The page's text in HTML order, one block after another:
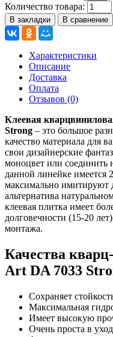
Количество товара:
В закладки
В сравнение
Характеристики
Описание
Доставка
Оплата
Отзывов (0)
Клеевая
Strong – это большое
качество материала для
свои дизайнерские
моноцвет или соединить
данной линейке имеется
максимально имитируют
альтернатива
клеевая плитка имеет
долговечности (15-20
монтажа.
Качества
Art DA 7033
Сохраняет
Максимальная
Имеет высокую
Очень проста в